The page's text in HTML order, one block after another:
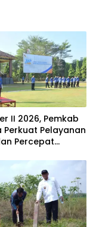
II 2026, Pemkab
Perkuat Pelayanan
Percepat